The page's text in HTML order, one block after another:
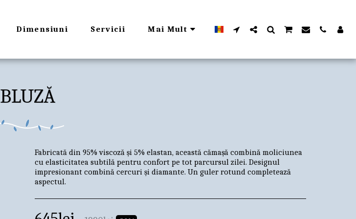
Dimensiuni Servicii Mai Mult
BLUZĂ
Fabricată din 95% viscoză și 5% elastan, această cămașă combină moliciunea
cu elasticitatea subtilă pentru confort pe tot parcursul zilei. Designul
impresionant combină cercuri și diamante. Un guler rotund completează
aspectul.